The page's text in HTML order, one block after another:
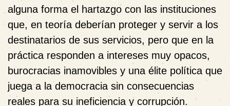
alguna forma el hartazgo con las instituciones
que, en teoría deberían proteger y servir a los
destinatarios de sus servicios, pero que en la
práctica responden a intereses muy opacos,
burocracias inamovibles y una élite política que
juega a la democracia sin consecuencias
reales para su ineficiencia y corrupción.